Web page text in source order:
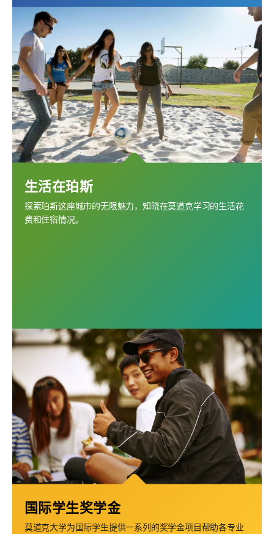
生活在珀斯
探索珀斯这座城市的无限魅力，知晓在莫道克学习的生活花
费和住宿情况。
国际学生奖学金
莫道克大学为国际学生提供一系列的奖学金项目帮助各专业